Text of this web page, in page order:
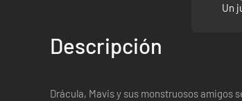
Un
Descripción
Drácula, Mavis y sus monstruosos amigos